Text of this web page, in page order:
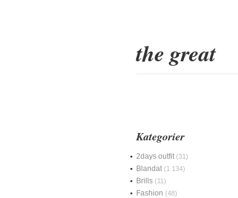
the great
Kategorier
2days outfit (31)
Blandat (1 134)
Brills (11)
Fashion (48)